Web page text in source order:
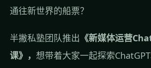
通往新世界的船票？
半撇私塾团队推出 《新媒体运营
课》， 想带着大家一起探索